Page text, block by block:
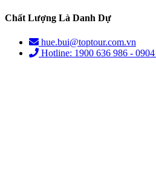
Chất Lượng Là Danh Dự
hue.bui@toptour.com.vn
Hotline: 1900 636 986 -